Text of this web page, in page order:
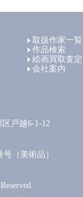
取扱作家一覧
作品検索
絵画買取査定
会社案内
戸越6-1-12
（美術品）